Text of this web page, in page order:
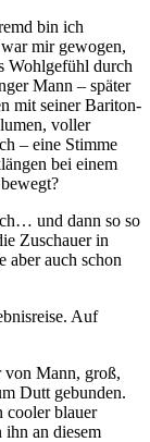
bin ich
mir gewogen,
Wohlgefühl durch
Mann – später
mit seiner Bariton-
voller
– eine Stimme
bei einem
und dann so so
Zuschauer in
aber auch schon
Auf
von Mann, groß,
Dutt gebunden.
cooler blauer
an diesem